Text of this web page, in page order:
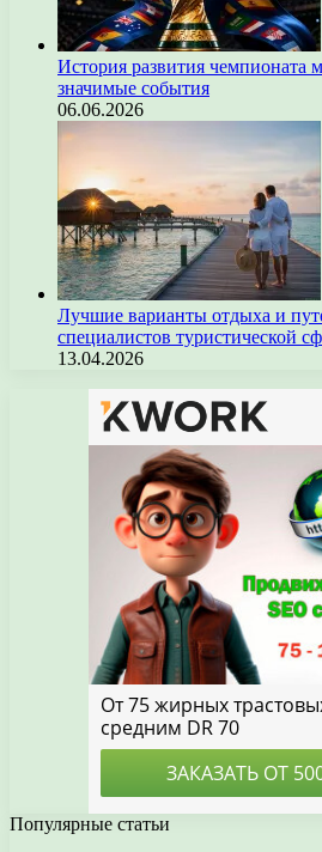
История развития чемпионата
значимые события
06.06.2026
Лучшие варианты отдыха и
специалистов туристической
13.04.2026
Популярные статьи